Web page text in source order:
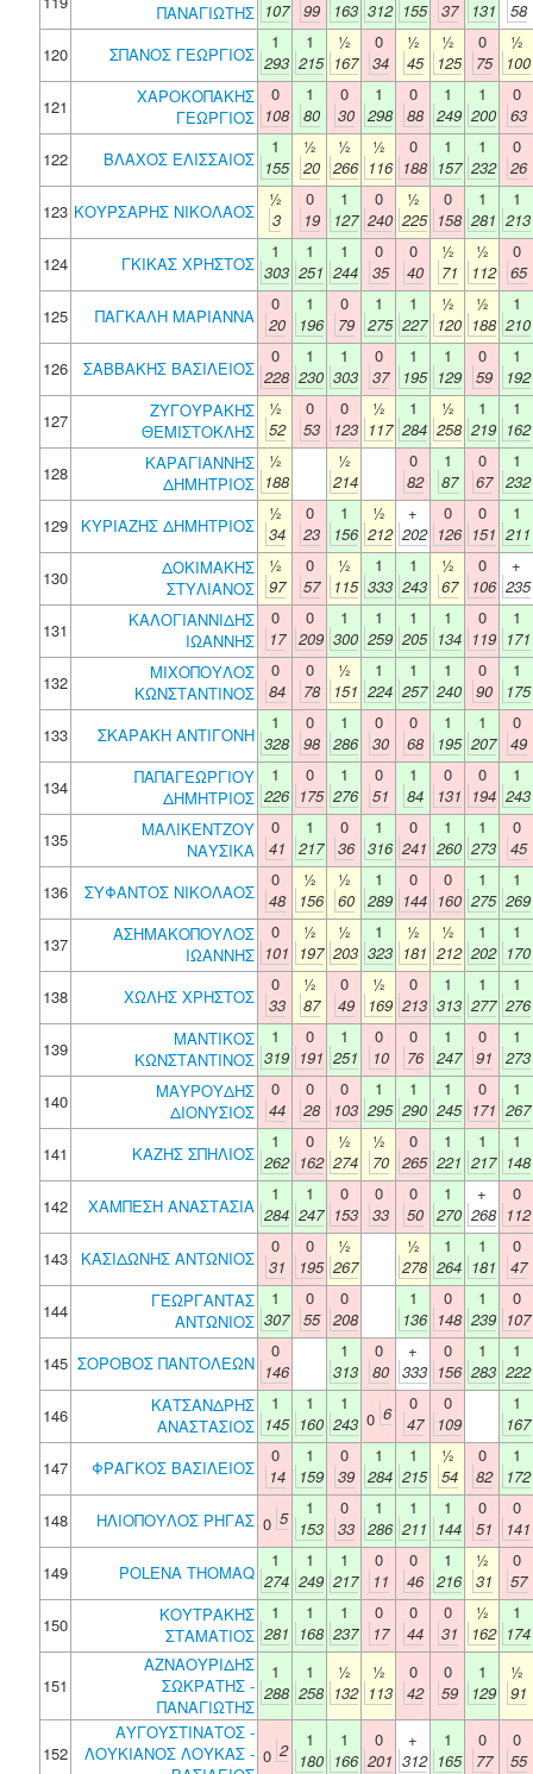
ΠΑΝΑΓΙΩΤΗΣ 107
99
163 312 155
37
131
58
120
ΣΠΑΝΟΣ ΓΕΩΡΓΙΟΣ
1
293
1
215
½
167
0
34
½
45
½
125
0
75
½
100
121
ΧΑΡΟΚΟΠΑΚΗΣ
ΓΕΩΡΓΙΟΣ
0
108
1
80
0
30
1
298
0
88
1
249
1
200
0
63
122
ΒΛΑΧΟΣ ΕΛΙΣΣΑΙΟΣ
1
155
½
20
½
266
½
116
0
188
1
157
1
232
0
26
123 ΚΟΥΡΣΑΡΗΣ ΝΙΚΟΛΑΟΣ
½
3
0
19
1
127
0
240
½
225
0
158
1
281
1
213
124
ΓΚΙΚΑΣ ΧΡΗΣΤΟΣ
1
303
1
251
1
244
0
35
0
40
½
71
½
112
0
65
125
ΠΑΓΚΑΛΗ ΜΑΡΙΑΝΝΑ
0
20
1
196
0
79
1
275
1
227
½
120
½
188
1
210
126
ΣΑΒΒΑΚΗΣ ΒΑΣΙΛΕΙΟΣ
0
228
1
230
1
303
0
37
1
195
1
129
0
59
1
192
127
ΖΥΓΟΥΡΑΚΗΣ
ΘΕΜΙΣΤΟΚΛΗΣ
½
52
0
53
0
123
½
117
1
284
½
258
1
219
1
162
128
ΚΑΡΑΓΙΑΝΝΗΣ
ΔΗΜΗΤΡΙΟΣ
½
188
½
214
0
82
1
87
0
67
1
232
129
ΚΥΡΙΑΖΗΣ ΔΗΜΗΤΡΙΟΣ
½
34
0
23
1
156
½
212
+
202
0
126
0
151
1
211
130
ΔΟΚΙΜΑΚΗΣ
ΣΤΥΛΙΑΝΟΣ
½
97
0
57
½
115
1
333
1
243
½
67
0
106
+
235
131
ΚΑΛΟΓΙΑΝΝΙΔΗΣ
ΙΩΑΝΝΗΣ
0
17
0
209
1
300
1
259
1
205
1
134
0
119
1
171
132
ΜΙΧΟΠΟΥΛΟΣ
ΚΩΝΣΤΑΝΤΙΝΟΣ
0
84
0
78
½
151
1
224
1
257
1
240
0
90
1
175
133
ΣΚΑΡΑΚΗ ΑΝΤΙΓΟΝΗ
1
328
0
98
1
286
0
30
0
68
1
195
1
207
0
49
134
ΠΑΠΑΓΕΩΡΓΙΟΥ
ΔΗΜΗΤΡΙΟΣ
1
226
0
175
1
276
0
51
1
84
0
131
0
194
1
243
135
ΜΑΛΙΚΕΝΤΖΟΥ
ΝΑΥΣΙΚΑ
0
41
1
217
0
36
1
316
0
241
1
260
1
273
0
45
136
ΣΥΦΑΝΤΟΣ ΝΙΚΟΛΑΟΣ
0
48
½
156
½
60
1
289
0
144
0
160
1
275
1
269
137
ΑΣΗΜΑΚΟΠΟΥΛΟΣ
ΙΩΑΝΝΗΣ
0
101
½
197
½
203
1
323
½
181
½
212
1
202
1
170
138
ΧΩΛΗΣ ΧΡΗΣΤΟΣ
0
33
½
87
0
49
½
169
0
213
1
313
1
277
1
276
139
ΜΑΝΤΙΚΟΣ
ΚΩΝΣΤΑΝΤΙΝΟΣ
1
319
0
191
1
251
0
10
0
76
1
247
0
91
1
273
140
ΜΑΥΡΟΥΔΗΣ
ΔΙΟΝΥΣΙΟΣ
0
44
0
28
0
103
1
295
1
290
1
245
0
171
1
267
141
ΚΑΖΗΣ ΣΠΗΛΙΟΣ
1
262
0
162
½
274
½
70
0
265
1
221
1
217
1
148
142
ΧΑΜΠΕΣΗ ΑΝΑΣΤΑΣΙΑ
1
284
1
247
0
153
0
33
0
50
1
270
+
268
0
112
143
ΚΑΣΙΔΩΝΗΣ ΑΝΤΩΝΙΟΣ
0
31
0
195
½
267
½
278
1
264
1
181
0
47
144
ΓΕΩΡΓΑΝΤΑΣ
ΑΝΤΩΝΙΟΣ
1
307
0
55
0
208
1
136
0
148
1
239
0
107
145 ΣΟΡΟΒΟΣ ΠΑΝΤΟΛΕΩΝ
0
146
1
313
0
80
+
333
0
156
1
283
1
222
146
ΚΑΤΣΑΝΔΡΗΣ
ΑΝΑΣΤΑΣΙΟΣ
1
145
1
160
1
243 0 6
0
47
0
109
1
167
147
ΦΡΑΓΚΟΣ ΒΑΣΙΛΕΙΟΣ
0
14
1
159
0
39
1
284
1
215
½
54
0
82
1
172
148
ΗΛΙΟΠΟΥΛΟΣ ΡΗΓΑΣ 0 5
1
153
0
33
1
286
1
211
1
144
0
51
0
141
149
POLENA THOMAQ
1
274
1
249
1
217
0
11
0
46
1
216
½
31
0
57
150
ΚΟΥΤΡΑΚΗΣ
ΣΤΑΜΑΤΙΟΣ
1
281
1
168
1
237
0
17
0
44
0
31
½
162
1
174
151
ΑΖΝΑΟΥΡΙΔΗΣ
ΣΩΚΡΑΤΗΣ -
ΠΑΝΑΓΙΩΤΗΣ
1
288
1
258
½
132
½
113
0
42
0
59
1
129
½
91
152
ΑΥΓΟΥΣΤΙΝΑΤΟΣ -
ΛΟΥΚΙΑΝΟΣ ΛΟΥΚΑΣ - 0 2
1
180
1
166
0
201
+
312
1
165
0
77
0
55